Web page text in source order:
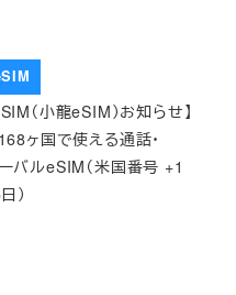
（小龍eSIM）お知らせ】
ヶ国で使える通話・
バルeSIM（米国番号 +1
）